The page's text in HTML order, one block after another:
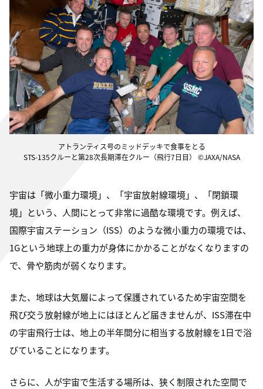
宇宙は「微小重力環境」、「宇宙放射線環境」、「閉鎖環
境」という、人間にとって非常に過酷な環境です。例えば、
国際宇宙ステーション（ISS）のような微小重力の環境では、
1Gという地球上の重力が身体にかかることがなくなりますの
で、骨や筋肉が弱くなります。
また、地球は大気層によって保護されているため宇宙空間を
飛び交う放射線が地上にはほとんど届きませんが、ISS滞在中
の宇宙飛行士は、地上の半年間分に相当する放射線を1日で浴
びていることになります。
さらに、人が宇宙で生活する場所は、狭く制限された空間で
アトランティス号のミッドデッキで食事をとる
STS-135クルーと第28次長期滞在クルー（飛行7日目） ©JAXA/NASA